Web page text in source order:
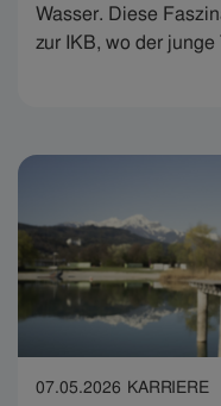
Wasser. Diese
zur IKB, wo der
Trinkwassertag am
07.05.2026 KARRIERE